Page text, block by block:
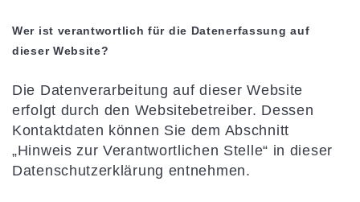
Wer ist verantwortlich für die Datenerfassung auf
dieser Website?
Die Datenverarbeitung auf dieser Website
erfolgt durch den Websitebetreiber. Dessen
Kontaktdaten können Sie dem Abschnitt
„Hinweis zur Verantwortlichen Stelle“ in dieser
Datenschutzerklärung entnehmen.